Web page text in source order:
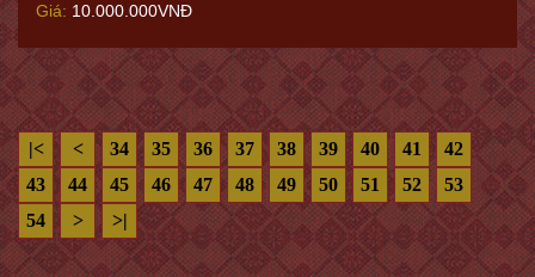
Giá: 10.000.000VNĐ
|< < 34 35 36 37 38 39 40 41
42
43
44 45 46 47 48 49 50 51 52
53
54
> >|